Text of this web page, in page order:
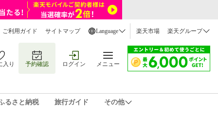
ご利用ガイド サイトマップ Language 楽天市場 楽天グループ
入り 予約確認 ログイン メニュー
るさと納税 旅行ガイド その他